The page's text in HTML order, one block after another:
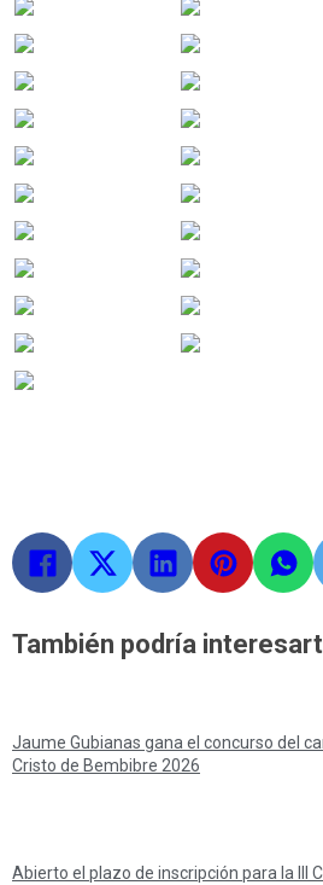
También podría
Jaume Gubianas gana el concurso del
Cristo de Bembibre 2026
Abierto el plazo de inscripción para la III